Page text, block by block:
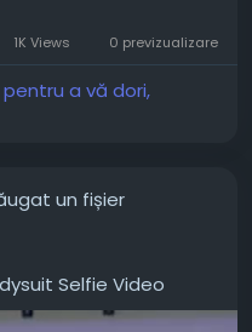
1K Views 0 previzualizare
a vă dori,
un fișier
Selfie Video